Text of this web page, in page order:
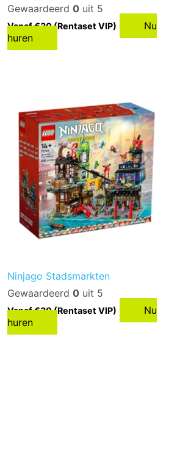
Gewaardeerd 0uit 5
Vanaf €30 (Rentaset VIP)
Nu
huren
Ninjago Stadsmarkten
Gewaardeerd 0uit 5
Vanaf €30 (Rentaset VIP)
Nu
huren